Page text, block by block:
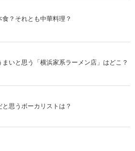
？それとも中華料理？
いと思う「横浜家系ラーメン店」はどこ？
思うボーカリストは？